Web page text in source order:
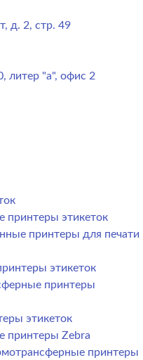
д. 2, стр. 49
литер "a", офис 2
принтеры этикеток
принтеры для печати
этикеток
принтеры
этикеток
принтеры Zebra
принтеры